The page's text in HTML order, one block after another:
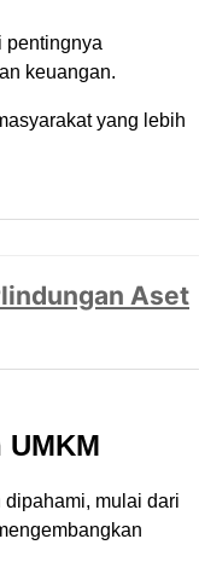
pentingnya
keuangan.
yang lebih
Aset
mulai dari